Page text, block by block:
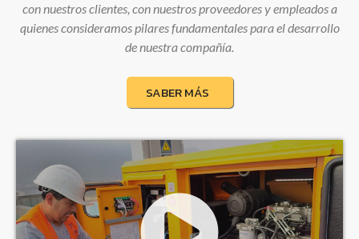
con nuestros clientes, con nuestros proveedores y empleados a
quienes consideramos pilares fundamentales para el desarrollo
de nuestra compañía.
SABER MÁS